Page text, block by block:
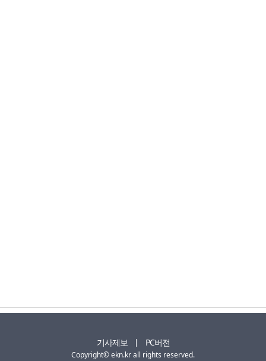
기사제보 PC버전
Copyright© ekn.kr all rights reserved.